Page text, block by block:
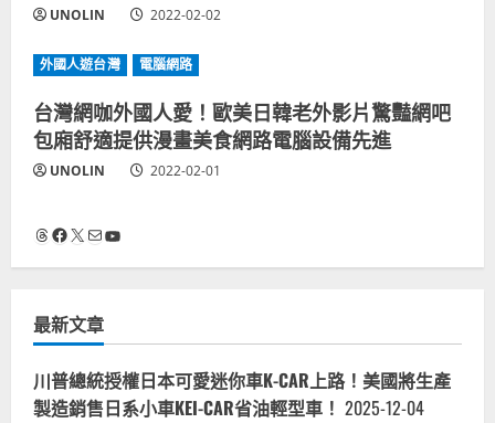
UNOLIN 2022-02-02
外國人遊台灣 電腦網路
台灣網咖外國人愛！歐美日韓老外影片驚豔網吧
包廂舒適提供漫畫美食網路電腦設備先進
UNOLIN 2022-02-01
Threads
Facebook
X 電子郵件YouTube
最新文章
川普總統授權日本可愛迷你車K-CAR上路！美國將生產
製造銷售日系小車KEI-CAR省油輕型車！ 2025-12-04